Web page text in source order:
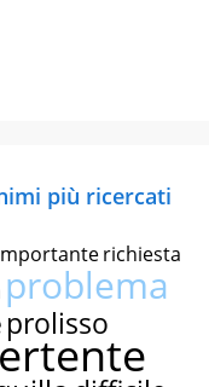
più ricercati
richiesta
problema
prolisso